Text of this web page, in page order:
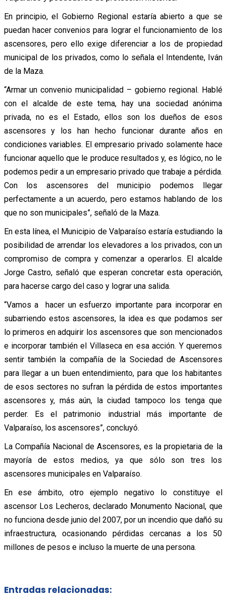
En principio, el Gobierno Regional estaría abierto a que se
puedan hacer convenios para lograr el funcionamiento de los
ascensores, pero ello exige diferenciar a los de propiedad
municipal de los privados, como lo señala el Intendente, Iván
de la Maza.
“Armar un convenio municipalidad – gobierno regional. Hablé
con el alcalde de este tema, hay una sociedad anónima
privada, no es el Estado, ellos son los dueños de esos
ascensores y los han hecho funcionar durante años en
condiciones variables. El empresario privado solamente hace
funcionar aquello que le produce resultados y, es lógico, no le
podemos pedir a un empresario privado que trabaje a pérdida.
Con los ascensores del municipio podemos llegar
perfectamente a un acuerdo, pero estamos hablando de los
que no son municipales”, señaló de la Maza.
En esta línea, el Municipio de Valparaíso estaría estudiando la
posibilidad de arrendar los elevadores a los privados, con un
compromiso de compra y comenzar a operarlos. El alcalde
Jorge Castro, señaló que esperan concretar esta operación,
para hacerse cargo del caso y lograr una salida.
“Vamos a hacer un esfuerzo importante para incorporar en
subarriendo estos ascensores, la idea es que podamos ser
lo primeros en adquirir los ascensores que son mencionados
e incorporar también el Villaseca en esa acción. Y queremos
sentir también la compañía de la Sociedad de Ascensores
para llegar a un buen entendimiento, para que los habitantes
de esos sectores no sufran la pérdida de estos importantes
ascensores y, más aún, la ciudad tampoco los tenga que
perder. Es el patrimonio industrial más importante de
Valparaíso, los ascensores”, concluyó.
La Compañía Nacional de Ascensores, es la propietaria de la
mayoría de estos medios, ya que sólo son tres los
ascensores municipales en Valparaíso.
En ese ámbito, otro ejemplo negativo lo constituye el
ascensor Los Lecheros, declarado Monumento Nacional, que
no funciona desde junio del 2007, por un incendio que dañó su
infraestructura, ocasionando pérdidas cercanas a los 50
millones de pesos e incluso la muerte de una persona.
Entradas relacionadas: